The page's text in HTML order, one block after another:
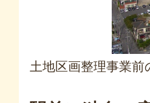
土地区画整理事業